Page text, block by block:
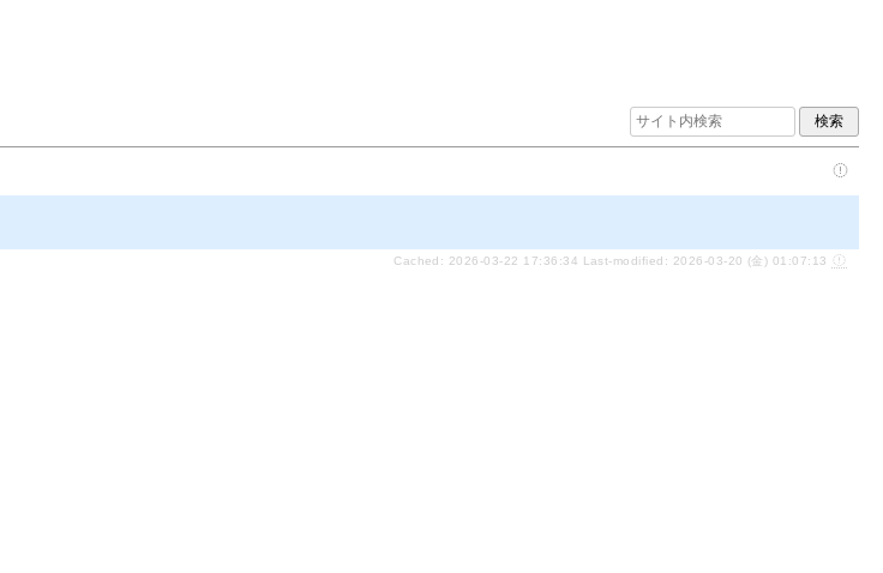
Cached: 2026-03-22 17:36:34 Last-modified: 2026-03-20 (金) 01:07:13